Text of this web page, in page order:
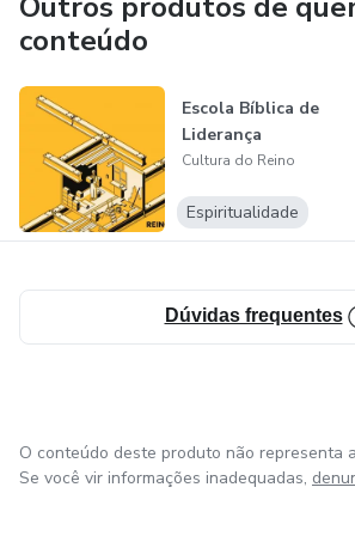
conteúdo
Escola Bíblica de
Liderança
Cultura do Reino
Espiritualidade
Dúvidas frequentes
O conteúdo deste produto não representa
Se você vir informações inadequadas,